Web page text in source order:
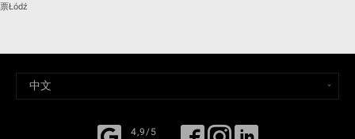
票Łódź
4,9/5